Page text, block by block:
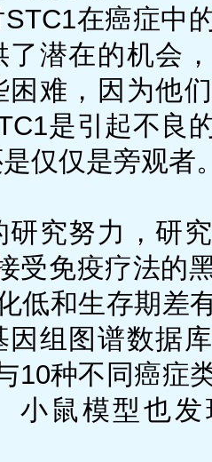
STC1在癌症中
了潜在的机会
困难，因为他
是引起不良
仅仅是旁观者
研究努力，研
受免疫疗法的
低和生存期差
因组图谱数据
10种不同癌症
小鼠模型也